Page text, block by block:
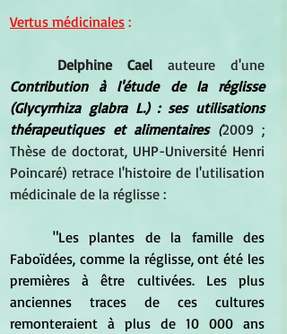
Vertus médicinales :
Delphine Cael
Contribution à l'étude de la réglisse
(Glycyrrhiza glabra L.) : ses utilisations
thérapeutiques et alimentaires (2009 ;
Thèse de doctorat, UHP-Université Henri
Poincaré) retrace l'histoire de l'utilisation
médicinale de la réglisse :
Faboïdées, comme la réglisse, ont été les
premières à être cultivées. Les plus
anciennes traces de ces cultures
remonteraient à plus de 10 000 ans